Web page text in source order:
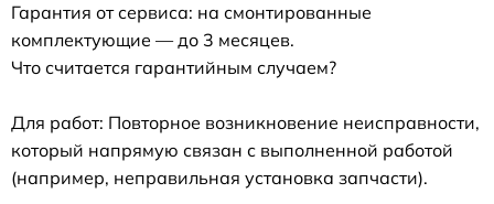
Гарантия от сервиса: на смонтированные
комплектующие — до 3 месяцев.
Что считается гарантийным случаем?
Для работ: Повторное возникновение неисправности,
который напрямую связан с выполненной работой
(например, неправильная установка запчасти).